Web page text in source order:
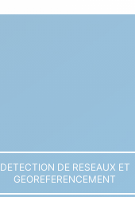
DETECTION DE RESEAUX ET
GEOREFERENCEMENT